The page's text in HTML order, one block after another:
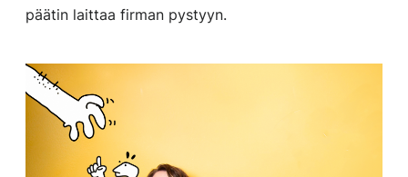
päätin laittaa firman pystyyn.